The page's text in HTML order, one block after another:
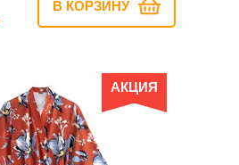
В КОРЗИНУ
АКЦИЯ